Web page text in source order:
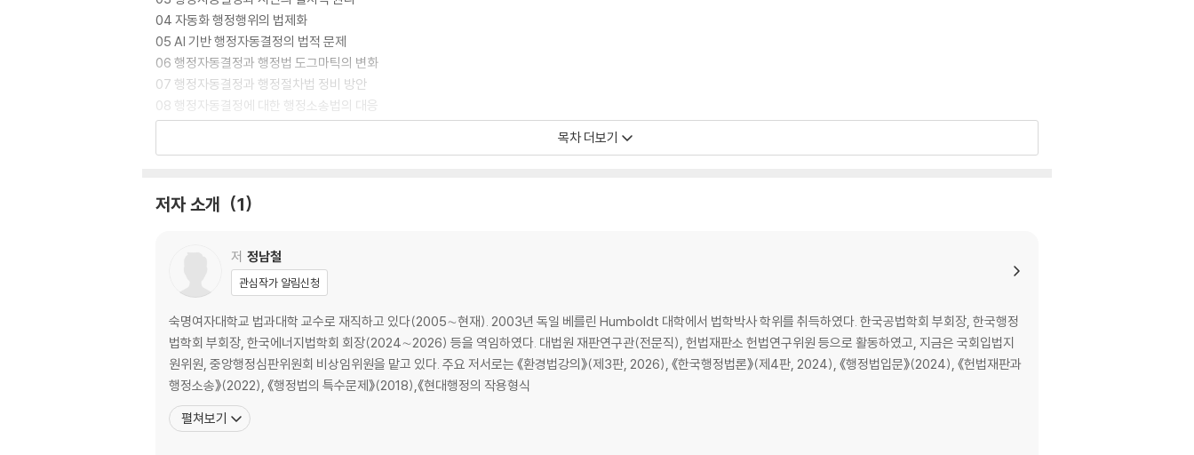
04 자동화 행정행위의 법제화
05 AI 기반 행정자동결정의 법적 문제
06 행정자동결정과 행정법 도그마틱의 변화
07 행정자동결정과 행정절차법 정비 방안
08 행정자동결정에 대한 행정소송법의 대응
09 행정자동결정과 리스크 책임
목차 더보기
저자 소개 1
저 정남철
관심작가 알림신청
숙명여자대학교 법과대학 교수로 재직하고 있다(2005∼현재). 2003년 독일 베를린 Humboldt 대학에서 법학박사 학위를 취득하였다. 한국공법학회 부회장, 한국행정
법학회 부회장, 한국에너지법학회 회장(2024∼2026) 등을 역임하였다. 대법원 재판연구관(전문직), 헌법재판소 헌법연구위원 등으로 활동하였고, 지금은 국회입법지
원위원, 중앙행정심판위원회 비상임위원을 맡고 있다. 주요 저서로는 《환경법강의》(제3판, 2026), 《한국행정법론》(제4판, 2024), 《행정법입문》(2024), 《헌법재판과
행정소송》(2022), 《행정법의 특수문제》(2018),《현대행정의 작용형식
펼쳐보기